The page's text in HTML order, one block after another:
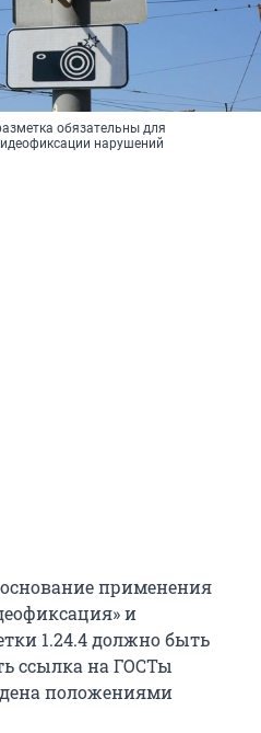
обязательны для
нарушений
применения
и
1.24.4 должно быть
ссылка на ГОСТы
положениями